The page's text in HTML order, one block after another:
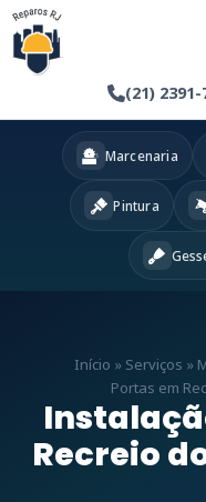
(21) 2391-
Marcenaria
Pintura
Início » Serviços »
Portas em
Recreio